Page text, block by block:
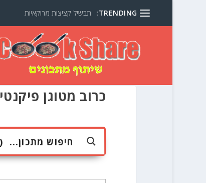
TRENDING: תבשיל קציצות מרוקאיות
כרוב מטוגן פיקנטי